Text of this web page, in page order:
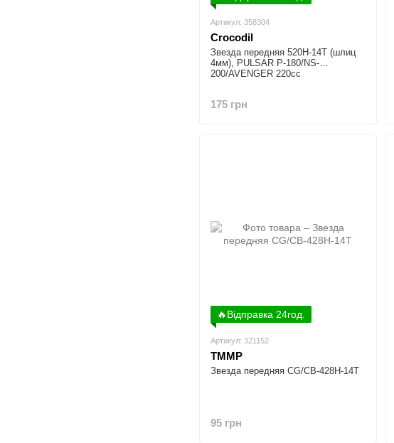
Артикул: 358304
Crocodil
Звезда передняя 520H-14T (шлиц
4мм), PULSAR P-180/NS-
200/AVENGER 220cc
175 грн
🔥Відправка 24год.
Артикул: 321152
TMMP
Звезда передняя CG/CB-428H-14T
95 грн